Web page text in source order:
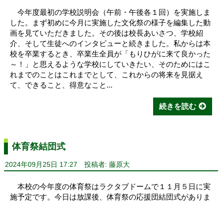
今年度最初の学校説明会（午前・午後各１回）を実施しま
した。まず初めに今月に実施した文化祭の様子を編集した動
画を見ていただきました。その後は校長あいさつ、学校紹
介、そして生徒へのインタビューと続きました。私からは本
校を卒業するとき、卒業生全員が「もりひがに来て良かった
～！」と思えるような学校にしていきたい、そのためにはこ
れまでのことはこれまでとして、これからの将来を見据え
て、できること、得意なこと...
続きを読む
体育祭結団式
2024年09月25日 17:27 投稿者: 藤原大
本校の今年度の体育祭はラクタブドームで１１月５日に実
施予定です。今日は放課後、体育祭の応援団結団式がありま